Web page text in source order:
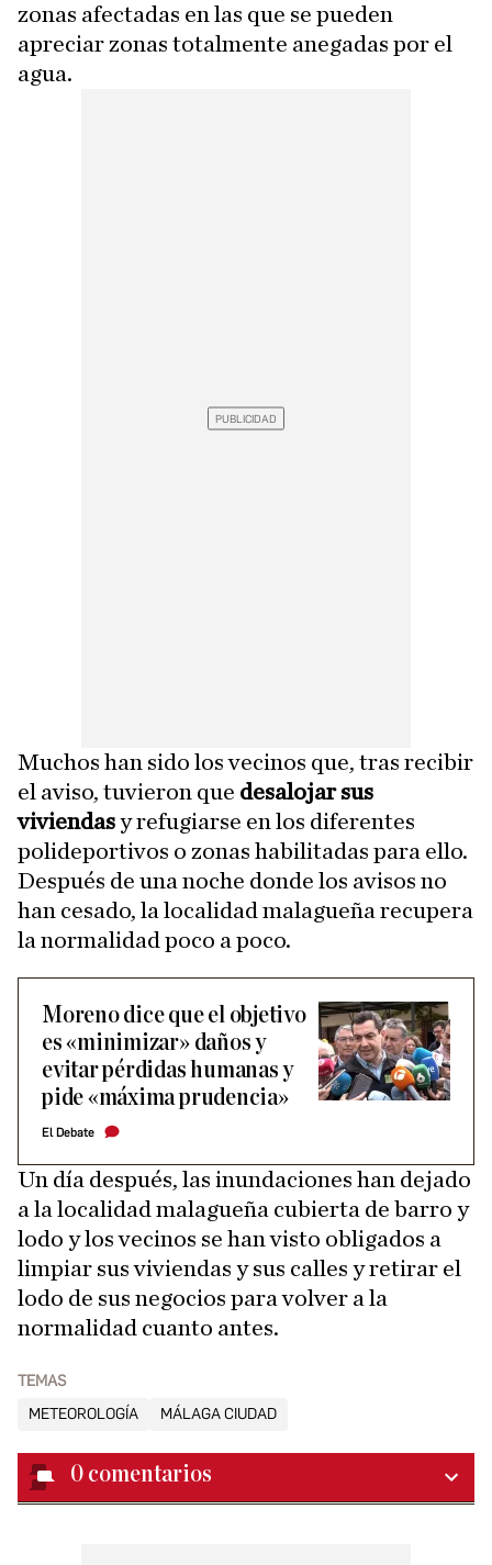
zonas afectadas en las que se pueden
apreciar zonas totalmente anegadas por el
agua.
Muchos han sido los vecinos que, tras recibir
el aviso, tuvieron que desalojar sus
viviendasy refugiarse en los diferentes
polideportivos o zonas habilitadas para ello.
Después de una noche donde los avisos no
han cesado, la localidad malagueña recupera
la normalidad poco a poco.
Moreno dice que el objetivo
es «minimizar» daños y
evitar pérdidas humanas y
pide «máxima prudencia»
El Debate
Un día después, las inundaciones han dejado
a la localidad malagueña cubierta de barro y
lodo y los vecinos se han visto obligados a
limpiar sus viviendas y sus calles y retirar el
lodo de sus negocios para volver a la
normalidad cuanto antes.
TEMAS
METEOROLOGÍA
MÁLAGA CIUDAD
0 comentarios